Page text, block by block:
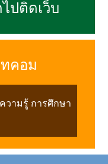
ปติดเว็บ
คอม
วามรู้ การศึกษา